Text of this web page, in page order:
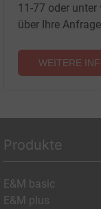
11-77 oder unter
über Ihre Anfrage.
WEITERE
Produkte
E&M basic
E&M plus